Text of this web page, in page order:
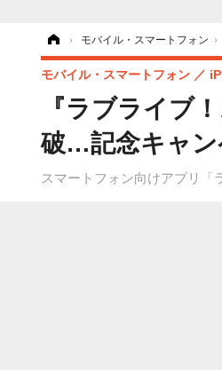
› モバイル・スマートフォン ›
『ラブライブ
破…記念キャン
スマートフォン向けアプリ「
モバイル・スマートフォン